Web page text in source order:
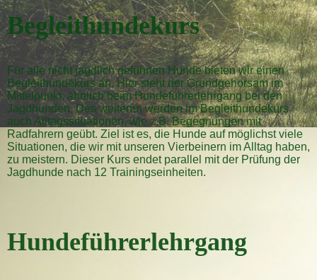
Begleithundekurs
Für alle nicht jagdlich geführten Hunde bieten wir einen
Begleithundekurs an. Hier steht der Grundgehorsam im
Mittelpunkt, ähnlich beim Hundeführerlehrgang bei den
Jagdhunden. Des weiteren werden im Begleithundekurs
auch Alltagssituationen, wie z.B. Begegnungen mit
Radfahrern geübt. Ziel ist es, die Hunde auf möglichst viele
Situationen, die wir mit unseren Vierbeinern im Alltag haben,
zu meistern. Dieser Kurs endet parallel mit der Prüfung der
Jagdhunde nach 12 Trainingseinheiten.
Hundeführerlehrgang